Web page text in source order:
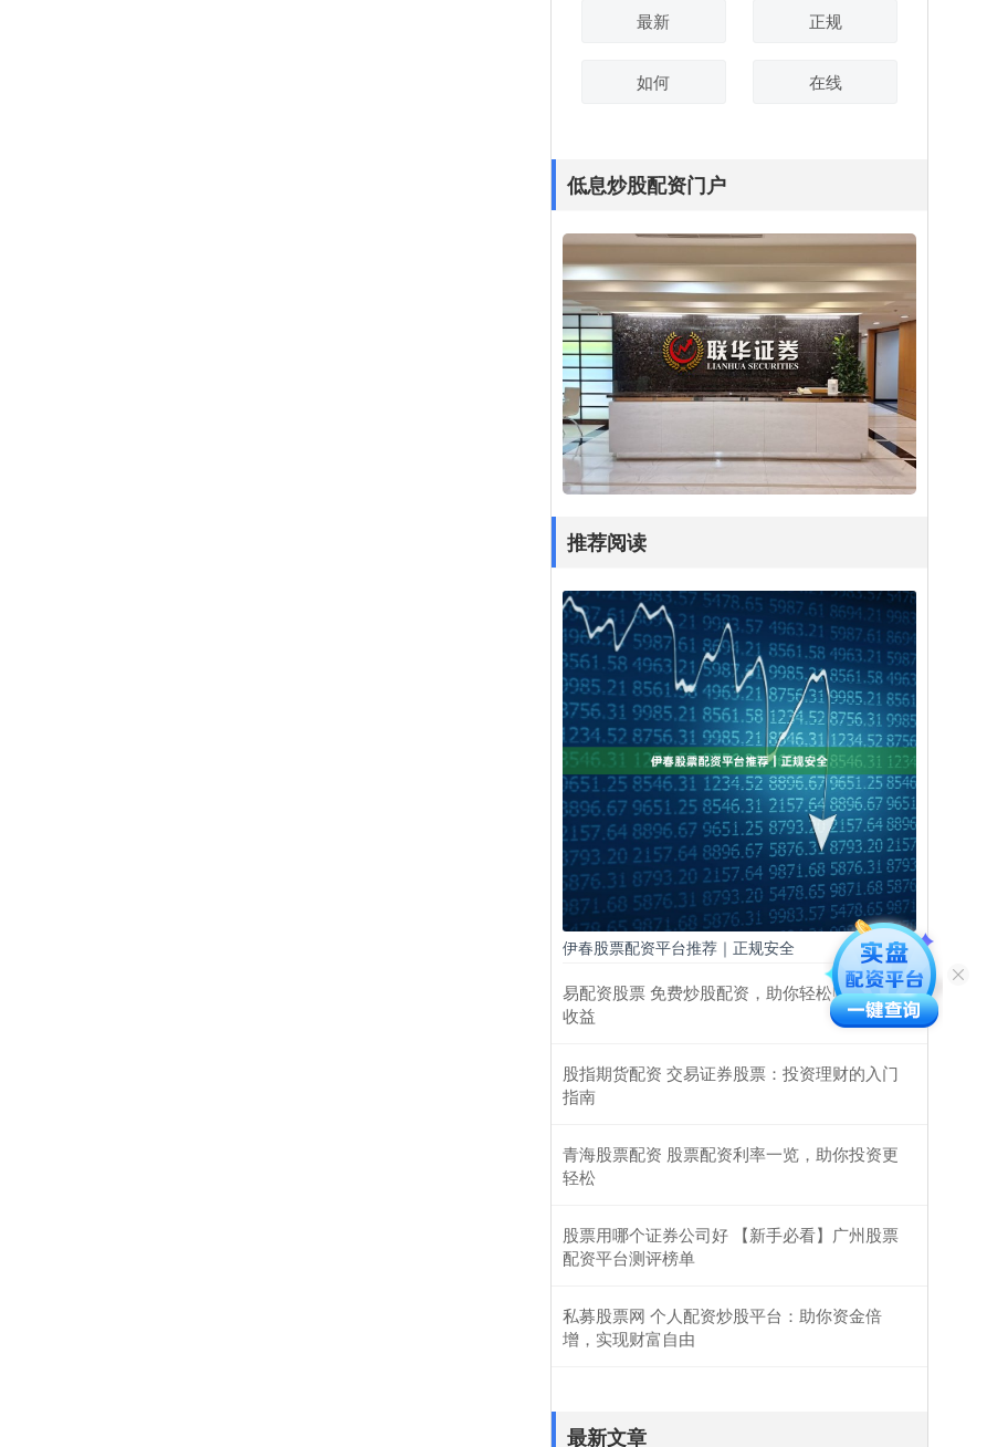
最新 正规
如何 在线
低息炒股配资门户
推荐阅读
伊春股票配资平台推荐｜正规安全
易配资股票 免费炒股配资，助你轻松赚取超额
收益
股指期货配资 交易证券股票：投资理财的入门
指南
青海股票配资 股票配资利率一览，助你投资更
轻松
股票用哪个证券公司好 【新手必看】广州股票
配资平台测评榜单
私募股票网 个人配资炒股平台：助你资金倍
增，实现财富自由
最新文章